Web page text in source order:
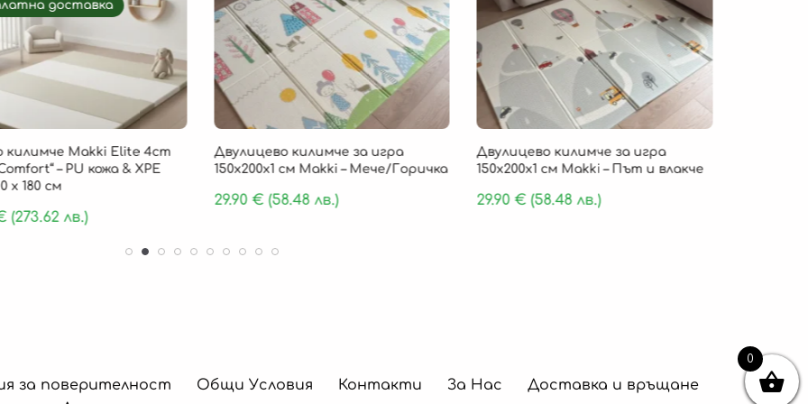
доставка
килимче Makki Elite 4cm
– PU кожа & XPE
х 180 см
(273.62 лв.)
Двулицево килимче за игра
150х200х1 см Makki – Мече/Горичка
29.90 €(58.48 лв.)
Двулицево килимче за игра
150х200х1 см Makki – Път и влакче
29.90€(58.48 лв.)
за поверителност Общи Условия Контакти За Нас
Доставка и връщане
0